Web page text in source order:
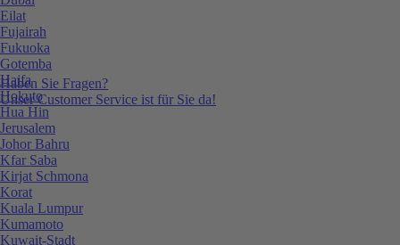
Haben Sie Fragen?
Unser Customer Service ist für Sie da!
Eilat
Fujairah
Fukuoka
Gotemba
Haifa
Hokuto
Hua Hin
Jerusalem
Johor Bahru
Kfar Saba
Kirjat Schmona
Korat
Kuala Lumpur
Kumamoto
Kuwait-Stadt